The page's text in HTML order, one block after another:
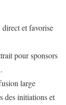
et favorise
pour sponsors
large
des initiations et